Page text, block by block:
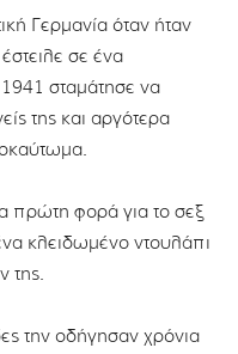
Γερμανία όταν ήταν
σε ένα
σταμάτησε να
της και αργότερα
πρώτη φορά για το σεξ
κλειδωμένο ντουλάπι
της.
την οδήγησαν χρόνια